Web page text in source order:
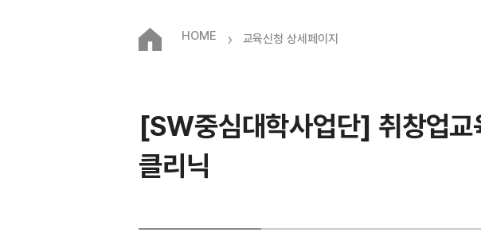
HOME › 교육신청 상세페이지
[SW중심대학사업단] 취창업
클리닉